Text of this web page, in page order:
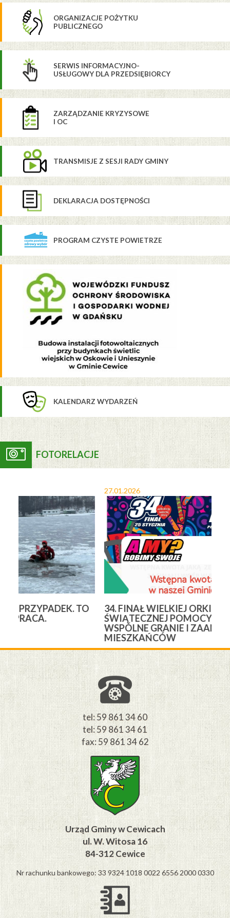
ORGANIZACJE POŻYTKU
PUBLICZNEGO
SERWIS INFORMACYJNO-
USŁUGOWY DLA PRZEDSIĘBIORCY
ZARZĄDZANIE KRYZYSOWE
I OC
TRANSMISJE Z SESJI RADY GMINY
DEKLARACJA DOSTĘPNOŚCI
PROGRAM CZYSTE POWIETRZE
KALENDARZ WYDARZEŃ
FOTORELACJE
34. FINAŁ WIELKIEJ ORKIESTRY
ŚWIĄTECZNEJ POMOCY W CEWICACH –
WSPÓLNE GRANIE I ZAANGAŻOWANIE
tel: 59 861 34 60
tel: 59 861 34 61
fax: 59 861 34 62
Urząd Gminy w Cewicach
ul. W. Witosa 16
84-312 Cewice
Nr rachunku bankowego: 33 9324 1018 0022 6556 2000 0330